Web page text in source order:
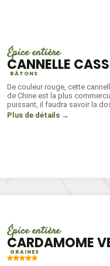
Épice entière
CANNELLE
BÂTONS
De couleur rouge, cette
de Chine est la plus
puissant, il faudra savoir la
Plus de détails →
Épice entière
CARDAMOME
GRAINES